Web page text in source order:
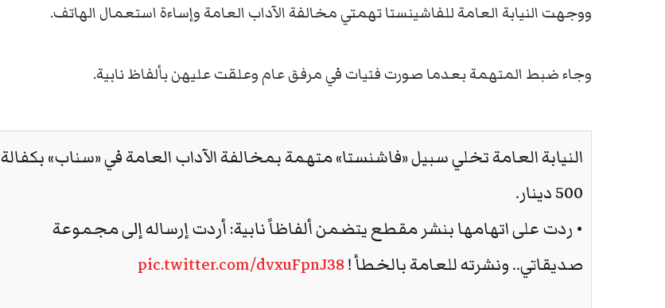
ووجهت النيابة العامة للفاشينستا تهمتي مخالفة الآداب العامة وإساءة استعمال الهاتف.
وجاء ضبط المتهمة بعدما صورت فتيات في مرفق عام وعلقت عليهن بألفاظ نابية.
النيابة العامة تخلي سبيل «فاشنستا» متهمة بمخالفة الآداب العامة في «سناب» بكفالة
500 دينار.
• ردت على اتهامها بنشر مقطع يتضمن ألفاظاً نابية: أردت إرساله إلى مجموعة
صديقاتي.. ونشرته للعامة بالخطأ !pic.twitter.com/dvxuFpnJ38